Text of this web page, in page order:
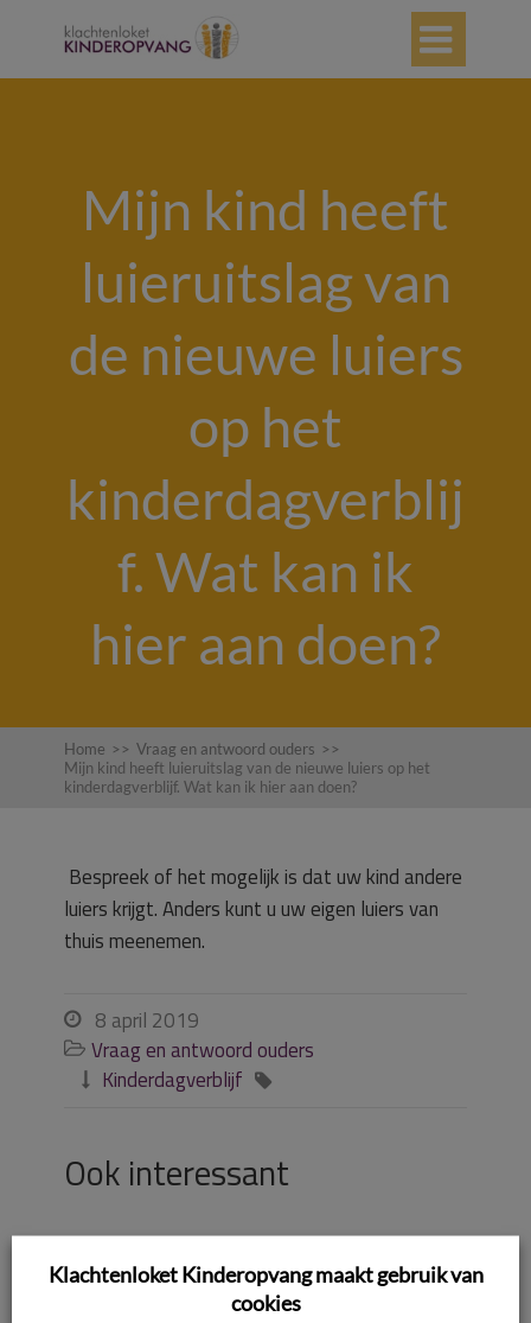

Mijn kind heeft
luieruitslag van
de nieuwe luiers
op het
kinderdagverblij
f. Wat kan ik
hier aan doen?
Home >> Vraag en antwoord ouders >>
Mijn kind heeft luieruitslag van de nieuwe luiers op het
kinderdagverblijf. Wat kan ik hier aan doen?
Bespreek of het mogelijk is dat uw kind andere
luiers krijgt. Anders kunt u uw eigen luiers van
thuis meenemen.
 8 april 2019
 Vraag en antwoord ouders
 Kinderdagverblijf 
Ook interessant
Wegens besmettelijke ziekte mag
kind niet naar de opvang, moet de
ouder dan toch betalen?
Klachtenloket Kinderopvang maakt gebruik van
cookies